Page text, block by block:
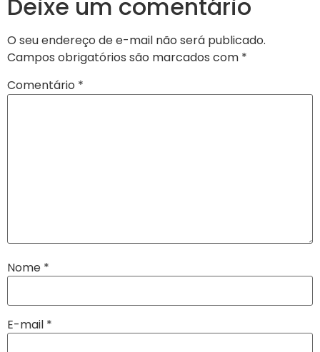
Deixe um comentário
O seu endereço de e-mail não será publicado.
Campos obrigatórios são marcados com *
Comentário *
Nome *
E-mail *